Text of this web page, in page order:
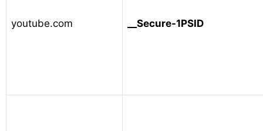
youtube.com __Secure-1PSID